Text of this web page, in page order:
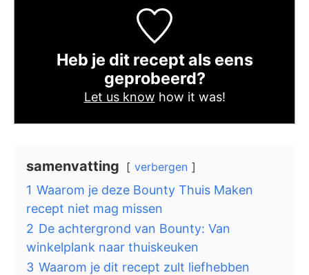
Heb je dit recept als eens
geprobeerd?
Let us know how it was!
samenvatting verbergen
1 Waarom je deze Bounty Thuis Maken
recept niet mag missen
2 De achtergrond van Bounty: Van
winkelplank naar thuiskeuken
3 Waarom je dit recept zult liefhebben